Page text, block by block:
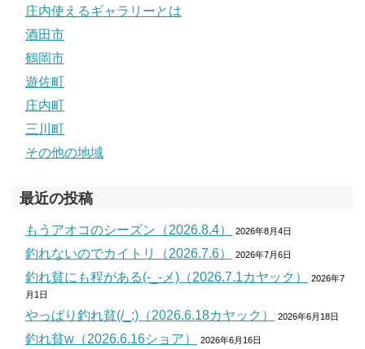
庄内使えるギャラリーとは
酒田市
鶴岡市
遊佐町
庄内町
三川町
その他の地域
最近の投稿
もうアオコのシーズン（2026.8.4） 2026年8月4日
釣れないのでカイトリ（2026.7.6） 2026年7月6日
釣れ貧にも程がある(-_-メ)（2026.7.1カヤック）
2026年7
月1日
やっぱり釣れ貧(/_;)（2026.6.18カヤック） 2026年6月18日
釣れ貧w（2026.6.16ショア） 2026年6月16日